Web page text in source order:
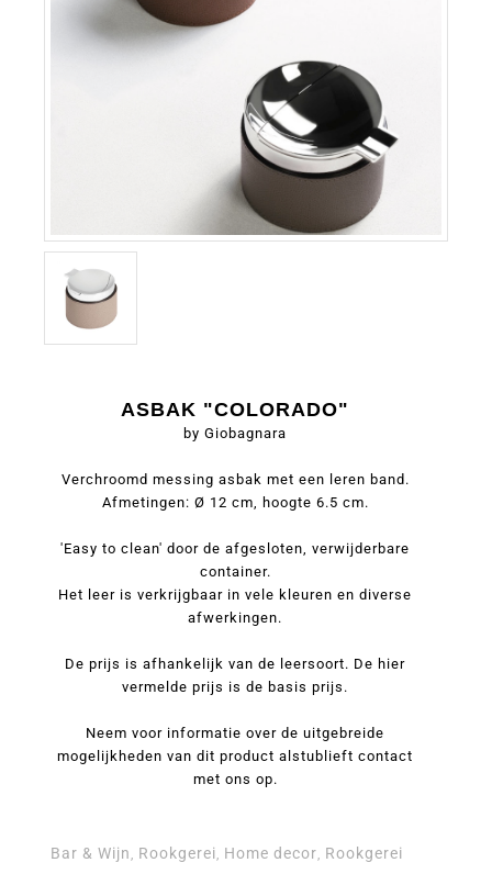
ASBAK "COLORADO"
by Giobagnara
Verchroomd messing asbak met een leren band.
Afmetingen: Ø 12 cm, hoogte 6.5 cm.
'Easy to clean' door de afgesloten, verwijderbare
container.
Het leer is verkrijgbaar in vele kleuren en diverse
afwerkingen.
De prijs is afhankelijk van de leersoort. De hier
vermelde prijs is de basis prijs.
Neem voor informatie over de uitgebreide
mogelijkheden van dit product alstublieft contact
met ons op.
Bar & Wijn Rookgerei Home decor Rookgerei